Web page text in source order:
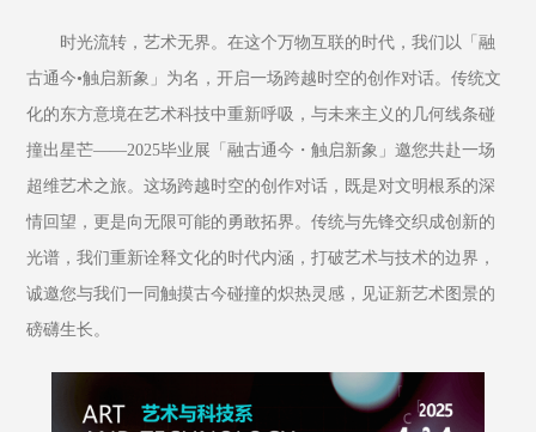
时光流转，艺术无界。在这个万物互联的时代，我们以「融
古通今•触启新象」为名，开启一场跨越时空的创作对话。传统文
化的东方意境在艺术科技中重新呼吸，与未来主义的几何线条碰
撞出星芒——2025毕业展「融古通今・触启新象」邀您共赴一场
超维艺术之旅。这场跨越时空的创作对话，既是对文明根系的深
情回望，更是向无限可能的勇敢拓界。传统与先锋交织成创新的
光谱，我们重新诠释文化的时代内涵，打破艺术与技术的边界，
诚邀您与我们一同触摸古今碰撞的炽热灵感，见证新艺术图景的
磅礴生长。